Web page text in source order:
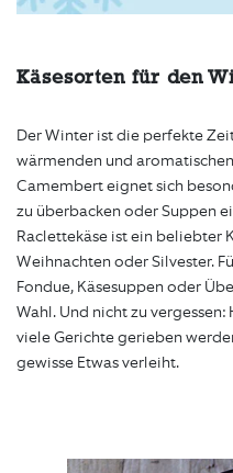
Käsesorten für den
Der Winter ist die perfekte
wärmenden und
Camembert eignet sich
zu überbacken oder Suppen
Raclettekäse ist ein beliebter
Weihnachten oder Silvester.
Fondue, Käsesuppen oder
Wahl. Und nicht zu
viele Gerichte gerieben
gewisse Etwas verleiht.